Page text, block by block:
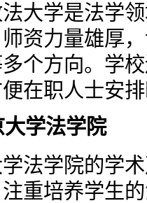
大学是法学
资力量雄厚
个方向。学
在职人士安
学法学院
法学院的学
重培养学生